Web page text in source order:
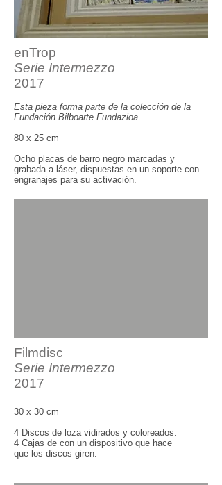
enTrop
Serie Intermezzo
2017
Esta pieza forma parte de la colección de la
Fundación Bilboarte Fundazioa
80 x 25 cm
Ocho placas de barro negro marcadas y
grabada a láser, dispuestas en un soporte con
engranajes para su activación.
Filmdisc
Serie Intermezzo
2017
30 x 30 cm
4 Discos de loza vidirados y coloreados.
4 Cajas de con un dispositivo que hace
que los discos giren.